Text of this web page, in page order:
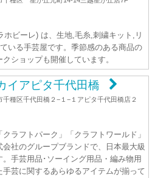
ホビーレ) は、生地,毛糸,刺繍キット,リ
いる手芸屋です。季節感のある商品の
ショップも開催しています。
イアピタ千代田橋
千種区千代田橋２−１−１アピタ千代田橋店２
ラフトパーク」「クラフトワールド」
会社のグループブランドで、日本最大級
手芸用品･ソーイング用品・編み物用
芸に関するあらゆるアイテムが揃って